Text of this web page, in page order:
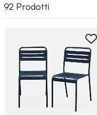
curato. Da sweeek trovi
92 Prodotti